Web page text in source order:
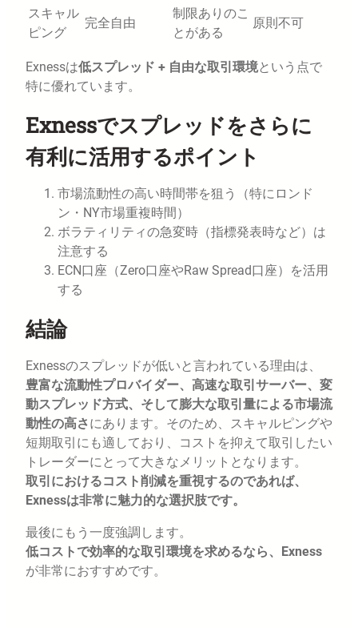
スキャル
ピング
完全自由
制限ありのこ
とがある
原則不可
Exnessは低スプレッド + 自由な取引環境という点で
特に優れています。
Exnessでスプレッドをさらに
有利に活用するポイント
市場流動性の高い時間帯を狙う（特にロンド
ン・NY市場重複時間）
ボラティリティの急変時（指標発表時など）は
注意する
ECN口座（Zero口座やRaw Spread口座）を活用
する
結論
Exnessのスプレッドが低いと言われている理由は、
豊富な流動性プロバイダー、高速な取引サーバー、変
動スプレッド方式、そして膨大な取引量による市場流
動性の高さにあります。そのため、スキャルピングや
短期取引にも適しており、コストを抑えて取引したい
トレーダーにとって大きなメリットとなります。
取引におけるコスト削減を重視するのであれば、
Exnessは非常に魅力的な選択肢です。
最後にもう一度強調します。
低コストで効率的な取引環境を求めるなら、Exness
が非常におすすめです。